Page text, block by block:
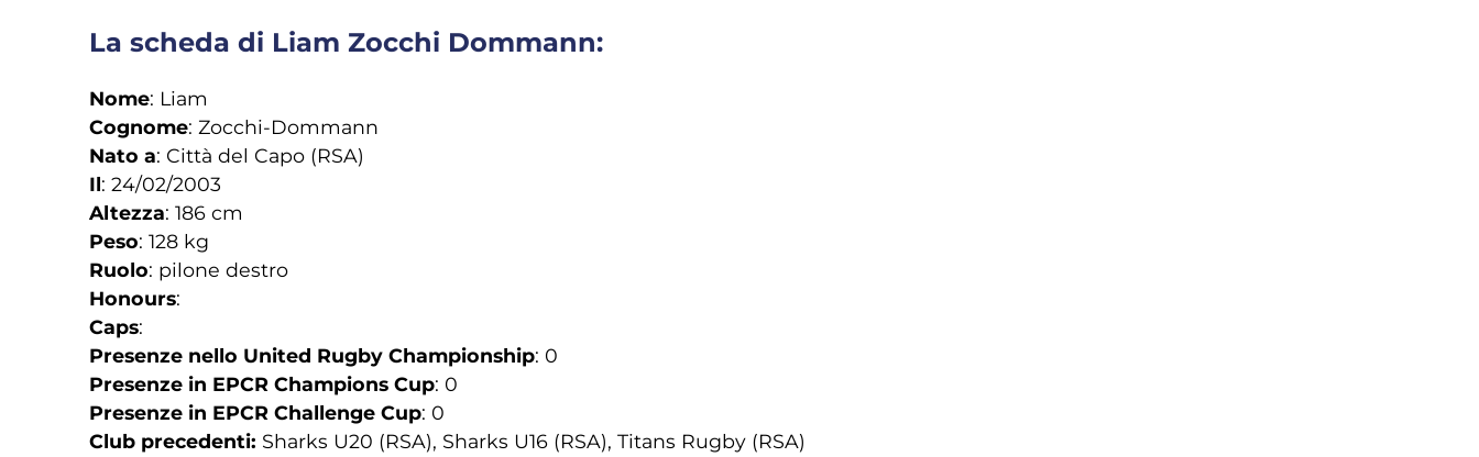
La scheda di Liam Zocchi Dommann:
Nome: Liam
Cognome: Zocchi-Dommann
Nato a: Città del Capo (RSA)
Il: 24/02/2003
Altezza: 186 cm
Peso: 128 kg
Ruolo: pilone destro
Honours:
Caps:
Presenze nello United Rugby Championship: 0
Presenze in EPCR Champions Cup: 0
Presenze in EPCR Challenge Cup: 0
Club precedenti: Sharks U20 (RSA), Sharks U16 (RSA), Titans Rugby (RSA)